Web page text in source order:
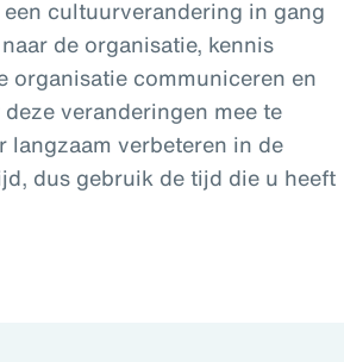
cultuurverandering in gang
de organisatie, kennis
organisatie communiceren en
veranderingen mee te
langzaam verbeteren in de
dus gebruik de tijd die u heeft